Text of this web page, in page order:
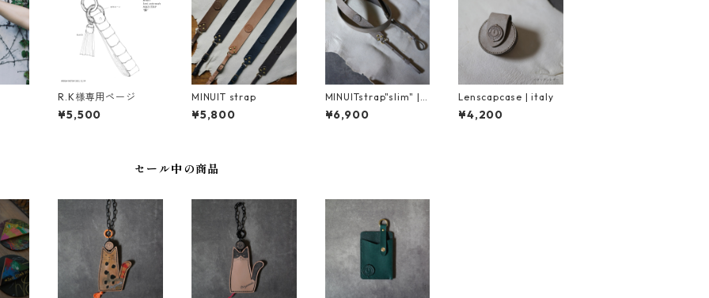
R.K様専用ページ
¥5,500
MINUIT strap
¥5,800
MINUITstrap"slim" | i
taly
¥6,900
Lenscapcase | italy
¥4,200
セール中の商品